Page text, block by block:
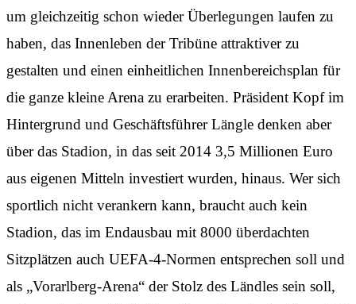
um gleichzeitig schon wieder Überlegungen laufen zu
haben, das Innenleben der Tribüne attraktiver zu
gestalten und einen einheitlichen Innenbereichsplan für
die ganze kleine Arena zu erarbeiten. Präsident Kopf im
Hintergrund und Geschäftsführer Längle denken aber
über das Stadion, in das seit 2014 3,5 Millionen Euro
aus eigenen Mitteln investiert wurden, hinaus. Wer sich
sportlich nicht verankern kann, braucht auch kein
Stadion, das im Endausbau mit 8000 überdachten
Sitzplätzen auch UEFA-4-Normen entsprechen soll und
als „Vorarlberg-Arena“ der Stolz des Ländles sein soll,